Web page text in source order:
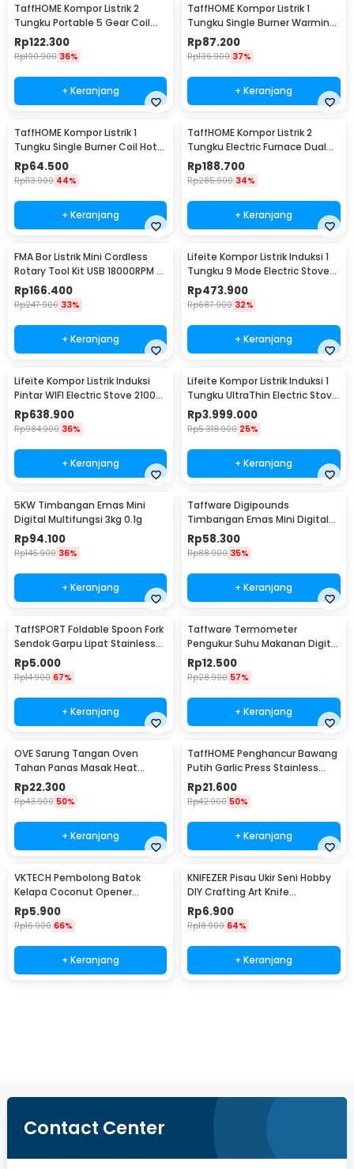
TaffHOME Kompor Listrik 2
Tungku Portable 5 Gear Coil
Hot Plate 2000W - C2-2000-20
Rp122.300
Rp190.900 36%
+ Keranjang
TaffHOME Kompor Listrik 1
Tungku Single Burner Warming
Hot Plate 1000W - H1-1000-15
Rp87.200
Rp136.900 37%
+ Keranjang
TaffHOME Kompor Listrik 1
Tungku Single Burner Coil Hot
Plate 1000W - C1-1000-10
Rp64.500
Rp113.900 44%
+ Keranjang
TaffHOME Kompor Listrik 2
Tungku Electric Furnace Dual
Hot Plate 2000W - SHP-5814
Rp188.700
Rp285.900 34%
+ Keranjang
FMA Bor Listrik Mini Cordless
Rotary Tool Kit USB 18000RPM -
E108
Rp166.400
Rp247.900 33%
+ Keranjang
Lifeite Kompor Listrik Induksi 1
Tungku 9 Mode Electric Stove
2100W - LFT-010
Rp473.900
Rp687.900 32%
+ Keranjang
Lifeite Kompor Listrik Induksi
Pintar WIFI Electric Stove 2100W
- LFT-011
Rp638.900
Rp984.900 36%
+ Keranjang
Lifeite Kompor Listrik Induksi 1
Tungku UltraThin Electric Stove
2100W - LFT-012
Rp3.999.000
Rp5.318.900 25%
+ Keranjang
5KW Timbangan Emas Mini
Digital Multifungsi 3kg 0.1g
Rp94.100
Rp146.900 36%
+ Keranjang
Taffware Digipounds
Timbangan Emas Mini Digital
Multifungsi 500g 0.1g - EK518
Rp58.300
Rp88.900 35%
+ Keranjang
TaffSPORT Foldable Spoon Fork
Sendok Garpu Lipat Stainless
Steel 410 - SVGF2
Rp5.000
Rp14.900 67%
+ Keranjang
Taffware Termometer
Pengukur Suhu Makanan Digital
Daging Kopi Susu - TP101
Rp12.500
Rp28.900 57%
+ Keranjang
OVE Sarung Tangan Oven
Tahan Panas Masak Heat
Resistant Gloves - 540F
Rp22.300
Rp43.900 50%
+ Keranjang
TaffHOME Penghancur Bawang
Putih Garlic Press Stainless
Steel - A42
Rp21.600
Rp42.900 50%
+ Keranjang
VKTECH Pembolong Batok
Kelapa Coconut Opener
Stainless Steel 1 PCS - 399
Rp5.900
Rp16.900 66%
+ Keranjang
KNIFEZER Pisau Ukir Seni Hobby
DIY Crafting Art Knife
Aluminium Handle - WL-9309
Rp6.900
Rp18.900 64%
+ Keranjang
Contact Center